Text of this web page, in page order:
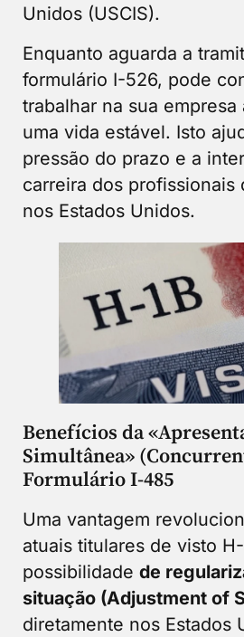
Unidos (USCIS).
Enquanto aguarda a
formulário I-526, pode
trabalhar na sua
uma vida estável. Isto
pressão do prazo e a
carreira dos profissionais
nos Estados Unidos.
Benefícios da
Simultânea»
Formulário I-485
Uma vantagem
atuais titulares de visto
possibilidade de
situação (Adjustment of
diretamente nos Estados